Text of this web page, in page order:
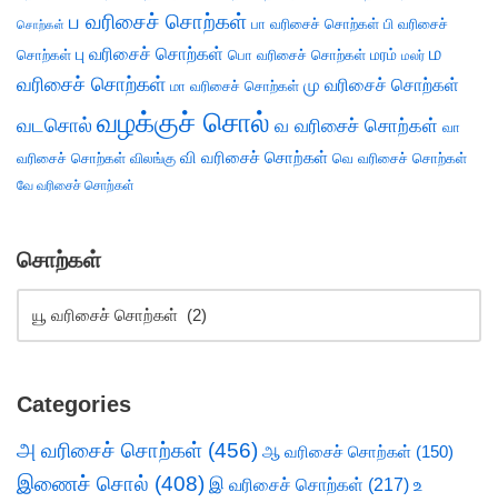
சொற்கள் ப வரிசைச் சொற்கள் பா வரிசைச் சொற்கள் பி வரிசைச்
சொற்கள் பு வரிசைச் சொற்கள் பொ வரிசைச் சொற்கள் மரம் மலர் ம
வரிசைச் சொற்கள் மா வரிசைச் சொற்கள் மு வரிசைச் சொற்கள்
வடசொல் வழக்குச் சொல் வ வரிசைச் சொற்கள் வா
வரிசைச் சொற்கள் விலங்கு வி வரிசைச் சொற்கள் வெ வரிசைச் சொற்கள்
வே வரிசைச் சொற்கள்
சொற்கள்
Categories
அ வரிசைச் சொற்கள் (456) ஆ வரிசைச் சொற்கள் (150)
இணைச் சொல் (408) இ வரிசைச் சொற்கள் (217) உ